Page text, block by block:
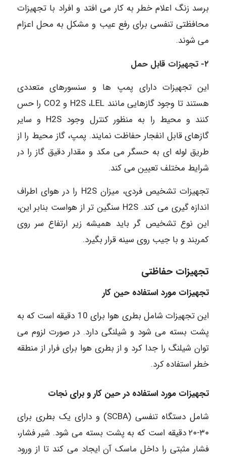
برسد زنگ اعلام خطر به کار می افتد و افراد با تجهیزات
محافظتی تنفسی برای رفع عیب و مشکل به محل اعزام
می شوند.
۲- تجهیزات قابل حمل
این تجهیزات دارای پمپ ها و سنسورهای متعددی
هستند تا وجود گازهایی مانند H2S ،LEL و CO2 را حس
کنند و محیط را به منظور کنترل وجود H2S و سایر
گازهای قابل انفجار حفاظت نمایند. پمپ، گاز محیط را از
طریق لوله ای به حسگر می مکد و مقدار دقیق گاز را در
شرایط مختلف تعیین می کند.
تجهیزات تشخیص فردی، میزان H2S را در هوای اطراف
اندازه گیری می کند. H2S سنگین تر از هواست بنابر این،
این نوع تشخیص گر باید همیشه زیر ارتفاع سر روی
کمربند و با جیب روی سینه قرار بگیرد.
تجهیزات حفاظتی
تجهیزات مورد استفاده حین کار
این تجهیزات شامل بطری هوا برای 10 دقیقه است که به
پشت بسته می شود و شیلنگی دارد. در صورت لزوم می
توان شیلنگ را جدا کرد و از بطری هوا برای فرار از منطقه
خطر استفاده کرد.
تجهیزات مورد استفاده در حین کار و برای نجات
شامل دستگاه تنفسی (SCBA) و دارای یک بطری برای
۳۰-۲۰ دقیقه است که به پشت بسته می شود. شیر فشار،
فشار مثبتی را داخل ماسک آن ایجاد می کند تا از ورود